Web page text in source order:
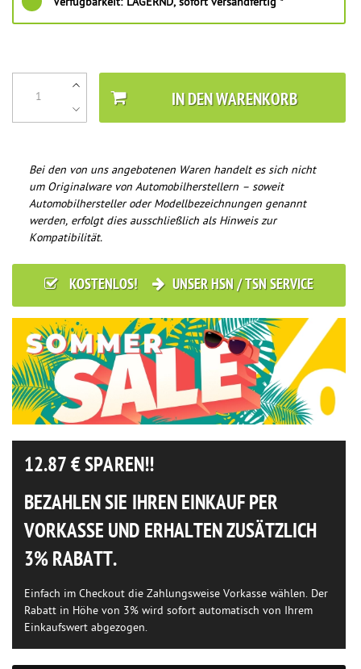
IN DEN WARENKORB
Bei den von uns angebotenen Waren handelt es sich nicht
um Originalware von Automobilherstellern – soweit
Automobilhersteller oder Modellbezeichnungen genannt
werden, erfolgt dies ausschließlich als Hinweis zur
Kompatibilität.
KOSTENLOS! UNSER HSN / TSN SERVICE
12.87€ SPAREN!!
BEZAHLEN SIE IHREN EINKAUF PER
VORKASSE UND ERHALTEN ZUSÄTZLICH
3% RABATT.
Einfach im Checkout die Zahlungsweise Vorkasse wählen. Der
Rabatt in Höhe von 3% wird sofort automatisch von Ihrem
Einkaufswert abgezogen.